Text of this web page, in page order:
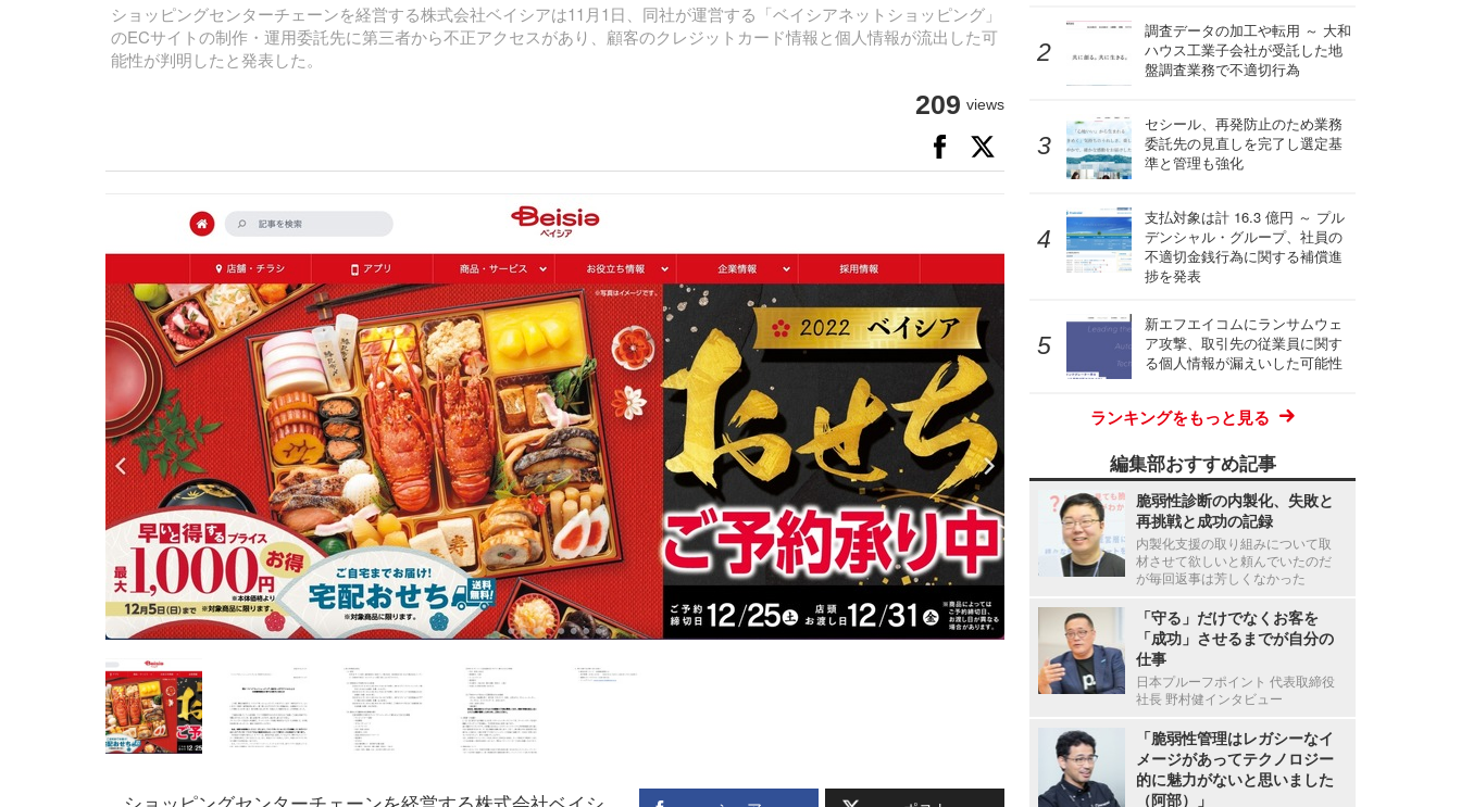
ショッピングセンターチェーンを経営する株式会社ベイシアは11月1日、同社が運営する「ベイシアネットショッピング」
のECサイトの制作・運用委託先に第三者から不正アクセスがあり、顧客のクレジットカード情報と個人情報が流出した可
能性が判明したと発表した。
209 views
調査データの加工や転用 ～ 大和
ハウス工業子会社が受託した地
盤調査業務で不適切行為
セシール、再発防止のため業務
委託先の見直しを完了し選定基
準と管理も強化
支払対象は計 16.3 億円 ～ プル
デンシャル・グループ、社員の
不適切金銭行為に関する補償進
捗を発表
新エフエイコムにランサムウェ
ア攻撃、取引先の従業員に関す
る個人情報が漏えいした可能性
ランキングをもっと見る
編集部おすすめ記事
脆弱性診断の内製化、失敗と
再挑戦と成功の記録
内製化支援の取り組みについて取
材させて欲しいと頼んでいたのだ
が毎回返事は芳しくなかった
「守る」だけでなくお客を
「成功」させるまでが自分の
仕事
日本プルーフポイント 代表取締役
社長 野村健インタビュー
「脆弱性管理はレガシーなイ
メージがあってテクノロジー
的に魅力がないと思いました
（阿部）」